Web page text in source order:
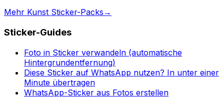
Mehr Kunst Sticker-Packs →
Sticker-Guides
Foto in Sticker verwandeln (automatische
Hintergrundentfernung)
Diese Sticker auf WhatsApp nutzen? In unter einer
Minute übertragen
WhatsApp-Sticker aus Fotos erstellen